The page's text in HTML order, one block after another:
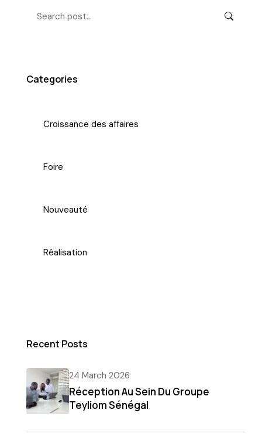
Categories
Croissance des affaires
Foire
Nouveauté
Réalisation
Recent Posts
24 March 2026
Réception Au Sein Du Groupe
Teyliom Sénégal